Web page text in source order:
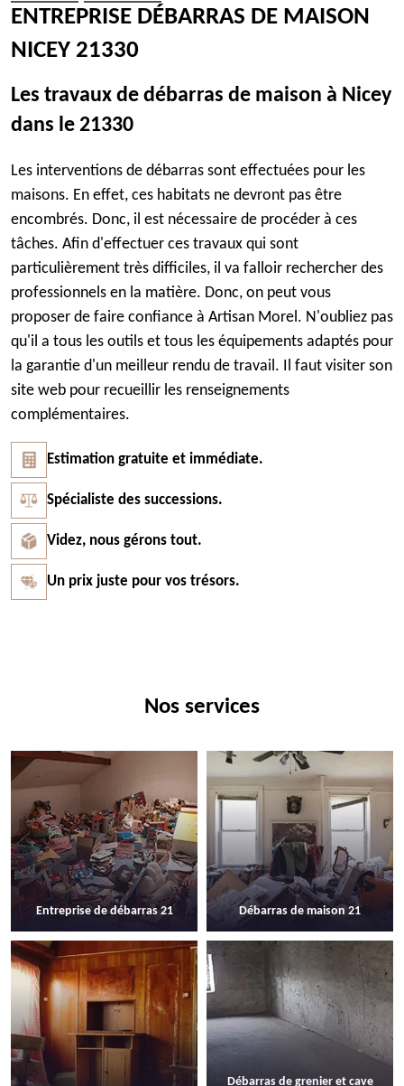
ENTREPRISE DÉBARRAS DE MAISON
NICEY 21330
Les travaux de débarras de maison à Nicey
dans le 21330
Les interventions de débarras sont effectuées pour les
maisons. En effet, ces habitats ne devront pas être
encombrés. Donc, il est nécessaire de procéder à ces
tâches. Afin d'effectuer ces travaux qui sont
particulièrement très difficiles, il va falloir rechercher des
professionnels en la matière. Donc, on peut vous
proposer de faire confiance à Artisan Morel. N'oubliez pas
qu'il a tous les outils et tous les équipements adaptés pour
la garantie d'un meilleur rendu de travail. Il faut visiter son
site web pour recueillir les renseignements
complémentaires.
Estimation gratuite et immédiate.
Spécialiste des successions.
Videz, nous gérons tout.
Un prix juste pour vos trésors.
Nos services
Entreprise de débarras 21 Débarras de maison 21
Débarras de grenier et cave